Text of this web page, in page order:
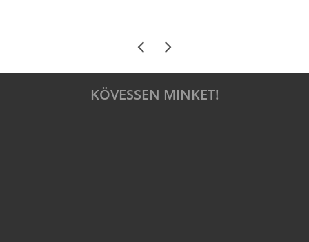
KÖVESSEN MINKET!